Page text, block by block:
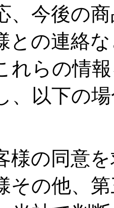
、今後の
との連絡
れらの情
、以下の
様の同意
その他、